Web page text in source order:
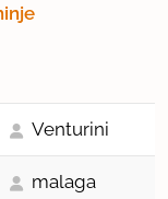
Venturini
malaga